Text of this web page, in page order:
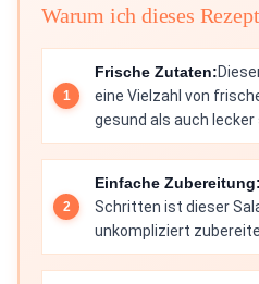
Warum ich dieses
Frische Zutaten:
eine Vielzahl von
gesund als auch lecker
Einfache Zubereitung:
Schritten ist dieser
unkompliziert